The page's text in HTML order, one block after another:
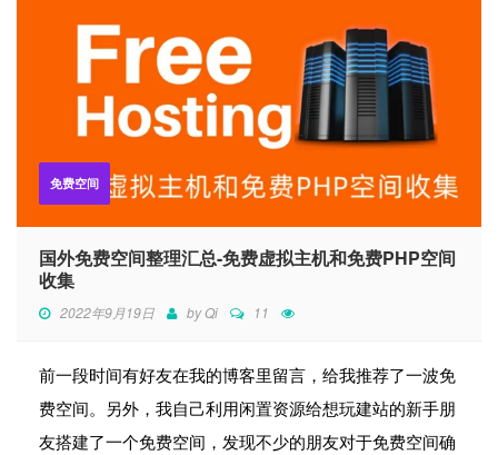
免费空间
国外免费空间整理汇总-免费虚拟主机和免费PHP空间
收集
2022年9月19日 byQi 11
前一段时间有好友在我的博客里留言，给我推荐了一波免
费空间。另外，我自己利用闲置资源给想玩建站的新手朋
友搭建了一个免费空间，发现不少的朋友对于免费空间确